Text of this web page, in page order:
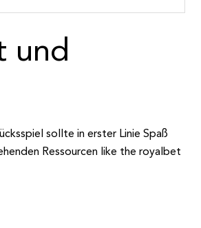
und
sollte in erster Linie Spaß
Ressourcen like the royalbet